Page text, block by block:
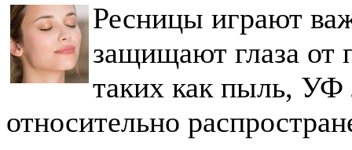
Ресницы играют
защищают глаза от
таких как пыль,
относительно